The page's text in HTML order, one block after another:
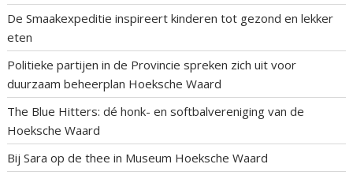
De Smaakexpeditie inspireert kinderen tot gezond en lekker
eten
Politieke partijen in de Provincie spreken zich uit voor
duurzaam beheerplan Hoeksche Waard
The Blue Hitters: dé honk- en softbalvereniging van de
Hoeksche Waard
Bij Sara op de thee in Museum Hoeksche Waard